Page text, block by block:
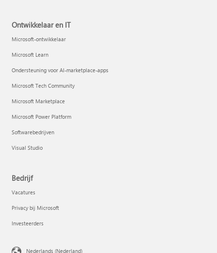
Ontwikkelaar en IT
Microsoft-ontwikkelaar
Microsoft Learn
Ondersteuning voor AI-marketplace-apps
Microsoft Tech Community
Microsoft Marketplace
Microsoft Power Platform
Softwarebedrijven
Visual Studio
Bedrijf
Vacatures
Privacy bij Microsoft
Investeerders
Nederlands (Nederland)